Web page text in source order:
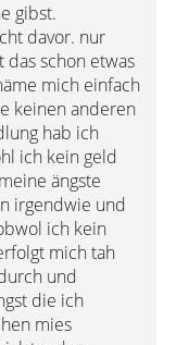
gibst.
davor. nur
schon etwas
mich einfach
keinen anderen
hab ich
ich kein geld
ängste
irgendwie und
ich kein
mich tah
und
die ich
mies